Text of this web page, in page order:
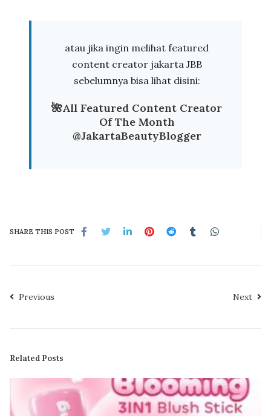
atau jika ingin melihat featured
content creator jakarta JBB
sebelumnya bisa lihat disini:
🌺All Featured Content Creator
Of The Month
@JakartaBeautyBlogger
SHARE THIS POST
Previous Next
Related Posts